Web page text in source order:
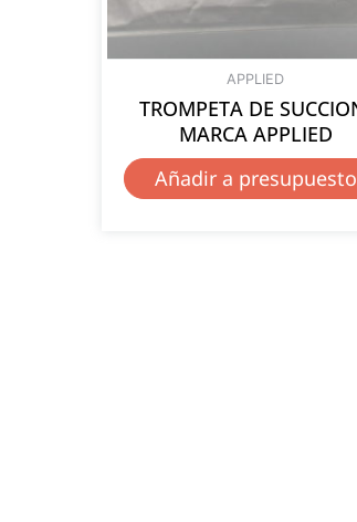
APPLIED
TROMPETA DE
MARCA APPLIED
Añadir a presupuesto